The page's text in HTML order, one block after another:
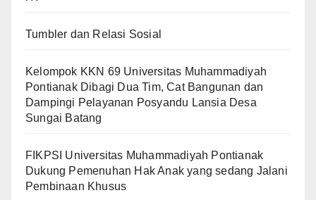
Tumbler dan Relasi Sosial
Kelompok KKN 69 Universitas Muhammadiyah
Pontianak Dibagi Dua Tim, Cat Bangunan dan
Dampingi Pelayanan Posyandu Lansia Desa
Sungai Batang
FIKPSI Universitas Muhammadiyah Pontianak
Dukung Pemenuhan Hak Anak yang sedang Jalani
Pembinaan Khusus